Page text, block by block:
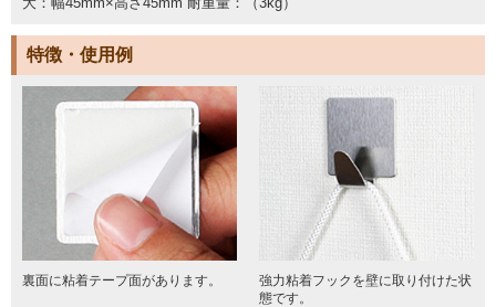
特徴・使用例
裏面に粘着テープ面があります。
強力粘着フックを壁に取り付けた状
態です。